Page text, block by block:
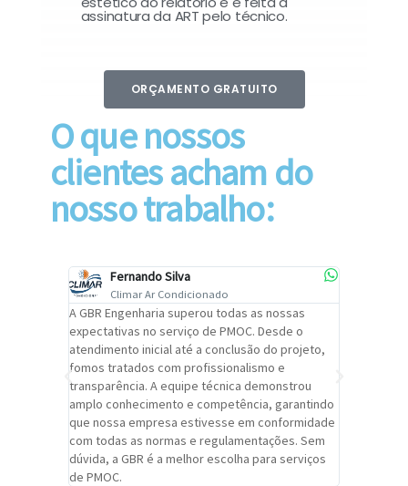
assinatura da ART pelo técnico.
ORÇAMENTO GRATUITO
O que nossos
clientes acham do
nosso trabalho:
Fernando Silva
Climar Ar Condicionado
A GBR Engenharia superou todas as nossas
expectativas no serviço de PMOC. Desde o
atendimento inicial até a conclusão do projeto,
fomos tratados com profissionalismo e
transparência. A equipe técnica demonstrou
amplo conhecimento e competência, garantindo
que nossa empresa estivesse em conformidade
com todas as normas e regulamentações. Sem
dúvida, a GBR é a melhor escolha para serviços
de PMOC.